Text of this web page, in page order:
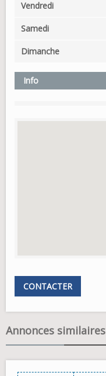
Vendredi
Samedi
Dimanche
Info
CONTACTER
Annonces similaires